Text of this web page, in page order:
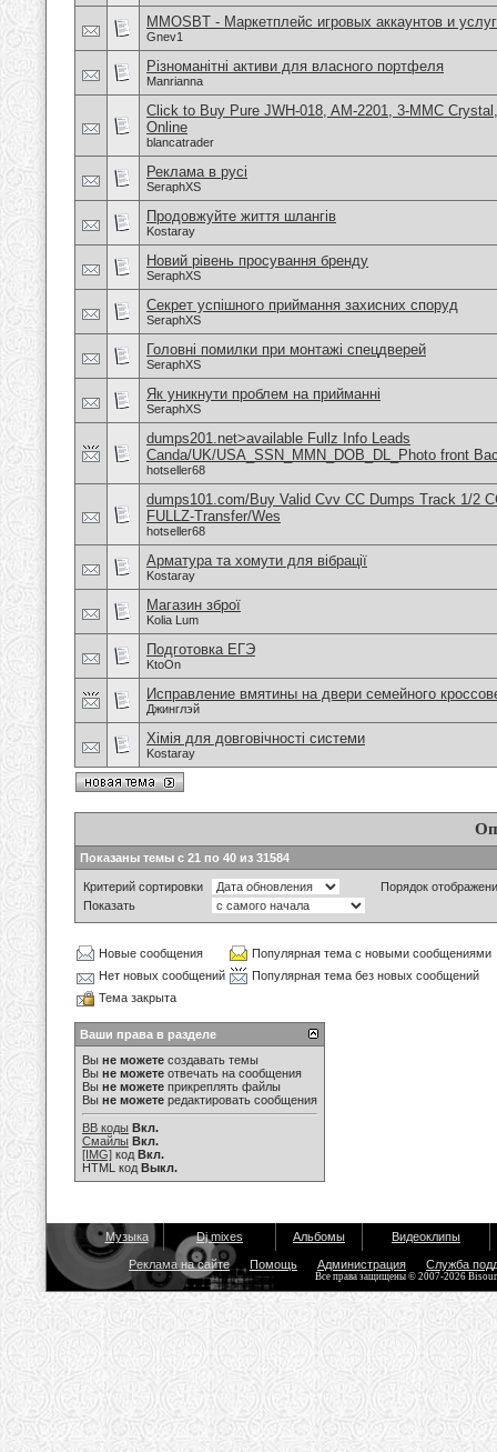
MMOSBT - Маркетплейс игровых аккаунтов и услуг
Gnev1
Різноманітні активи для власного портфеля
Manrianna
Click to Buy Pure JWH-018, AM-2201, 3-MMC
Online
blancatrader
Реклама в русі
SeraphXS
Продовжуйте життя шлангів
Kostaray
Новий рівень просування бренду
SeraphXS
Секрет успішного приймання захисних споруд
SeraphXS
Головні помилки при монтажі спецдверей
SeraphXS
Як уникнути проблем на прийманні
SeraphXS
dumps201.net>available Fullz Info Leads
Canda/UK/USA_SSN_MMN_DOB_DL_Photo front
hotseller68
dumps101.com/Buy Valid Cvv CC Dumps Track 1/2
FULLZ-Transfer/Wes
hotseller68
Арматура та хомути для вібрації
Kostaray
Магазин зброї
Kolia Lum
Подготовка ЕГЭ
KtoOn
Исправление вмятины на двери семейного
Джинглэй
Хімія для довговічності системи
Kostaray
Показаны темы с 21 по 40 из 31584
Критерий сортировки
Порядок
Показать
Новые сообщения
Популярная тема с новыми сообщениями
Нет новых сообщений
Популярная тема без новых сообщений
Тема закрыта
Ваши права в разделе
Вы не можете создавать темы
Вы не можете отвечать на сообщения
Вы не можете прикреплять файлы
Вы не можете редактировать сообщения
BB коды Вкл.
Смайлы Вкл.
[IMG] код Вкл.
HTML код Выкл.
Музыка Dj mixes Альбомы Видеоклипы
Реклама на сайте Помощь Администрация Служба
Все права защищены © 2007-2026